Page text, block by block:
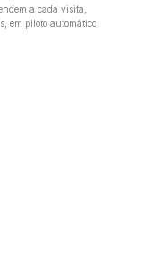
a cada visita,
em piloto automático.